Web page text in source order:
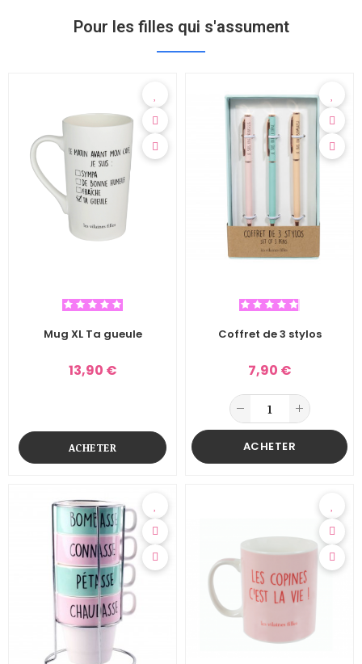
Pour les filles qui s'assument
Mug XL Ta gueule
13,90 €
ACHETER
Coffret de 3 stylos
7,90 €
ACHETER